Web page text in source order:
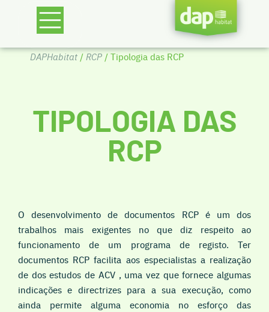
DAPHabitat/ RCP/ Tipologia das RCP
TIPOLOGIA DAS
RCP
O desenvolvimento de documentos RCP é um dos
trabalhos mais exigentes no que diz respeito ao
funcionamento de um programa de registo. Ter
documentos RCP facilita aos especialistas a realização
de dos estudos de ACV , uma vez que fornece algumas
indicações e directrizes para a sua execução, como
ainda permite alguma economia no esforço das